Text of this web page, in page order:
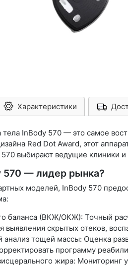
Характеристики Арконт-Мед
тела InBody 570 — это самое
Red Dot Award, этот
выбирают ведущие клиники
570 — лидер рынка?
моделей, InBody 570
баланса (ВКЖ/ОКЖ): Точный
выявления скрытых отеков,
анализ тощей массы: Оценка
программу
жира: Мониторинг